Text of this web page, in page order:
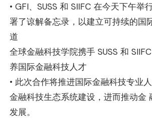
• GFI、SUSS 和 SIIFC 在今天下午举
署了谅解备忘录，以建立可持续的国
道
全球金融科技学院携手 SUSS 和
养国际金融科技人才
• 此次合作将推进国际金融科技专业
金融科技生态系统建设，进而推动金
发展。